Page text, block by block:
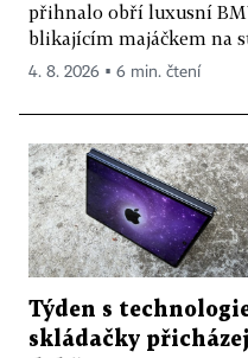
přihnalo obří luxusní
blikajícím majáčkem na
4. 8. 2026 ▪ 6 min. čtení
Týden s
skládačky